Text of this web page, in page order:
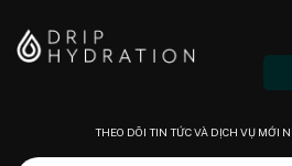
THEO DÕI TIN TỨC VÀ DỊCH VỤ MỚI